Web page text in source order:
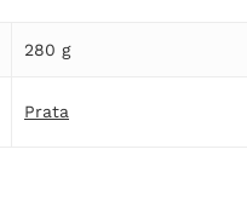
280 g
Prata